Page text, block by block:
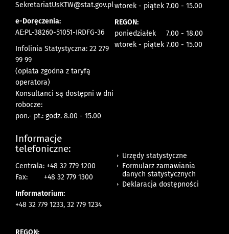
SekretariatUsKTW@stat.gov.pl
e-Doręczenia:
AE:PL-38260-51051-IRDFG-36
Infolinia Statystyczna: 22 279
99 99
(opłata zgodna z taryfą
operatora)
Konsultanci są dostępni w dni
robocze:
pon.- pt.: godz. 8.00 - 15.00
wtorek - piątek 7.00 - 15.00
REGON:
poniedziałek 7.00 - 18.00
wtorek - piątek 7.00 - 15.00
Informacje
telefoniczne:
Centrala: +48 32 779 1200
Fax:
+48 32 779 1300
Informatorium:
+48 32 779 1233, 32 779 1234
Urzędy statystyczne
Formularz zamawiania
danych statystycznych
Deklaracja dostępności